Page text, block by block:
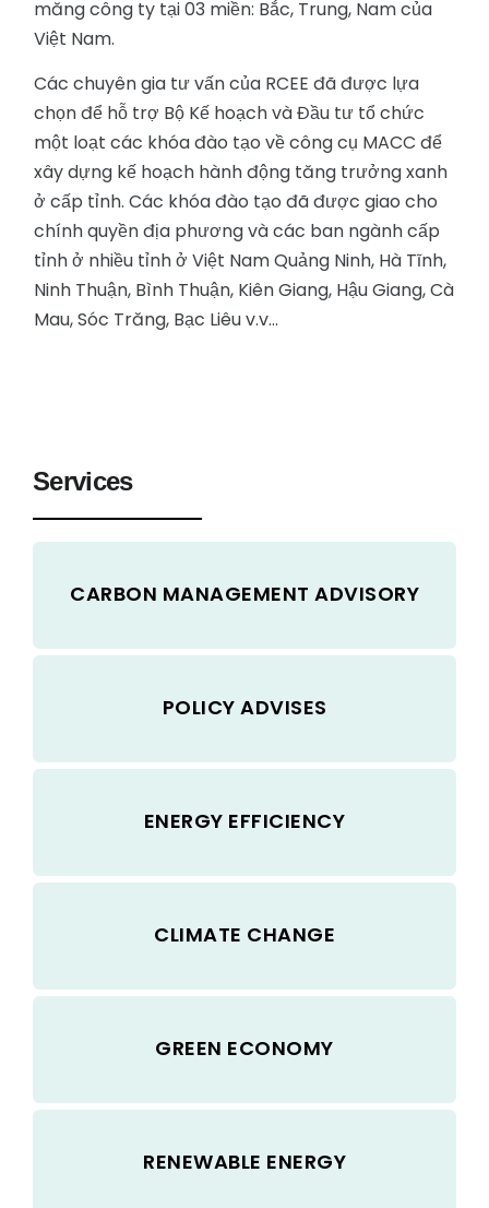
măng công ty tại 03 miền: Bắc, Trung, Nam của
Việt Nam.
Các chuyên gia tư vấn của RCEE đã được lựa
chọn để hỗ trợ Bộ Kế hoạch và Đầu tư tổ chức
một loạt các khóa đào tạo về công cụ MACC để
xây dựng kế hoạch hành động tăng trưởng xanh
ở cấp tỉnh. Các khóa đào tạo đã được giao cho
chính quyền địa phương và các ban ngành cấp
tỉnh ở nhiều tỉnh ở Việt Nam Quảng Ninh, Hà Tĩnh,
Ninh Thuận, Bình Thuận, Kiên Giang, Hậu Giang, Cà
Mau, Sóc Trăng, Bạc Liêu v.v…
Services
CARBON MANAGEMENT ADVISORY
POLICY ADVISES
ENERGY EFFICIENCY
CLIMATE CHANGE
GREEN ECONOMY
RENEWABLE ENERGY